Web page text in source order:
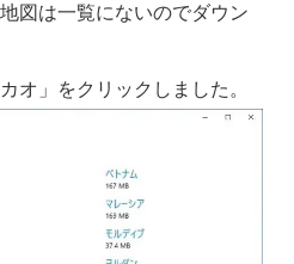
図は一覧にないのでダウン
オ」をクリックしました。